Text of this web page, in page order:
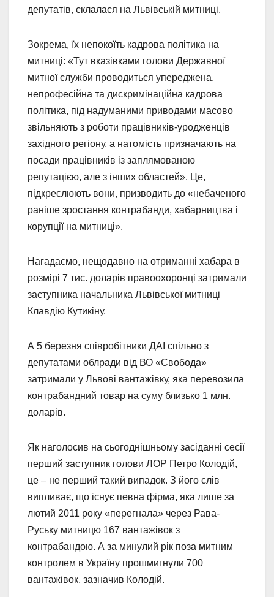
депутатів, склалася на Львівській митниці.
Зокрема, їх непокоїть кадрова політика на
митниці: «Тут вказівками голови Державної
митної служби проводиться упереджена,
непрофесійна та дискримінаційна кадрова
політика, під надуманими приводами масово
звільняють з роботи працівників-уродженців
західного регіону, а натомість призначають на
посади працівників із заплямованою
репутацією, але з інших областей». Це,
підкреслюють вони, призводить до «небаченого
раніше зростання контрабанди, хабарництва і
корупції на митниці».
Нагадаємо, нещодавно на отриманні хабара в
розмірі 7 тис. доларів правоохоронці затримали
заступника начальника Львівської митниці
Клавдію Кутикіну.
А 5 березня співробітники ДАІ спільно з
депутатами облради від ВО «Свобода»
затримали у Львові вантажівку, яка перевозила
контрабандний товар на суму близько 1 млн.
доларів.
Як наголосив на сьогоднішньому засіданні сесії
перший заступник голови ЛОР Петро Колодій,
це – не перший такий випадок. З його слів
випливає, що існує певна фірма, яка лише за
лютий 2011 року «перегнала» через Рава-
Руську митницю 167 вантажівок з
контрабандою. А за минулий рік поза митним
контролем в Україну прошмигнули 700
вантажівок, зазначив Колодій.